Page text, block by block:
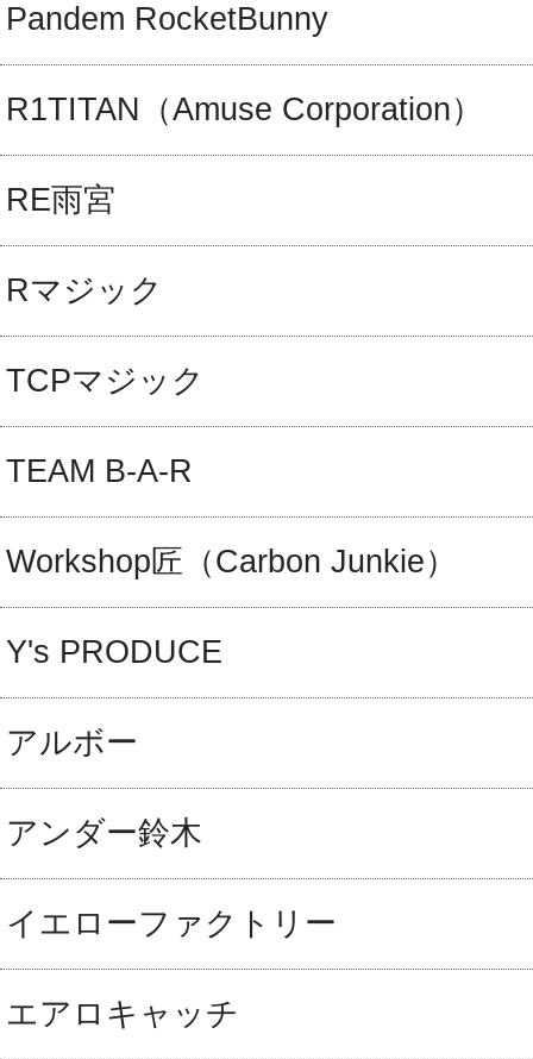
Pandem RocketBunny
R1TITAN（Amuse Corporation）
RE雨宮
Rマジック
TCPマジック
TEAM B-A-R
Workshop匠（Carbon Junkie）
Y's PRODUCE
アルボー
アンダー鈴木
イエローファクトリー
エアロキャッチ